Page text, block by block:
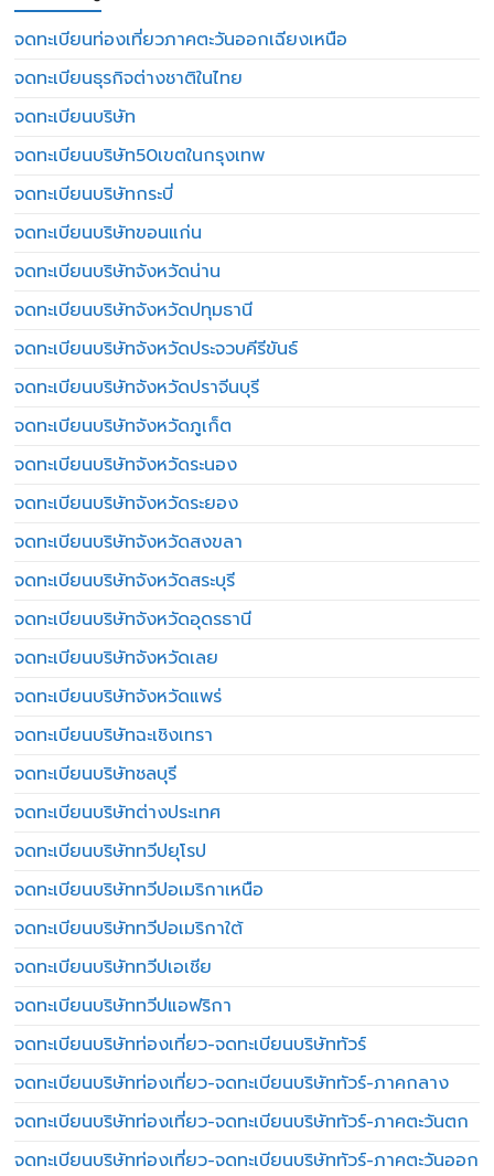
จดทะเบียนท่องเที่ยวภาคตะวันออกเฉียงเหนือ
จดทะเบียนธุรกิจต่างชาติในไทย
จดทะเบียนบริษัท
จดทะเบียนบริษัท50เขตในกรุงเทพ
จดทะเบียนบริษัทกระบี่
จดทะเบียนบริษัทขอนแก่น
จดทะเบียนบริษัทจังหวัดน่าน
จดทะเบียนบริษัทจังหวัดปทุมธานี
จดทะเบียนบริษัทจังหวัดประจวบคีรีขันธ์
จดทะเบียนบริษัทจังหวัดปราจีนบุรี
จดทะเบียนบริษัทจังหวัดภูเก็ต
จดทะเบียนบริษัทจังหวัดระนอง
จดทะเบียนบริษัทจังหวัดระยอง
จดทะเบียนบริษัทจังหวัดสงขลา
จดทะเบียนบริษัทจังหวัดสระบุรี
จดทะเบียนบริษัทจังหวัดอุดรธานี
จดทะเบียนบริษัทจังหวัดเลย
จดทะเบียนบริษัทจังหวัดแพร่
จดทะเบียนบริษัทฉะเชิงเทรา
จดทะเบียนบริษัทชลบุรี
จดทะเบียนบริษัทต่างประเทศ
จดทะเบียนบริษัททวีปยุโรป
จดทะเบียนบริษัททวีปอเมริกาเหนือ
จดทะเบียนบริษัททวีปอเมริกาใต้
จดทะเบียนบริษัททวีปเอเชีย
จดทะเบียนบริษัททวีปแอฟริกา
จดทะเบียนบริษัทท่องเที่ยว-จดทะเบียนบริษัททัวร์
จดทะเบียนบริษัทท่องเที่ยว-จดทะเบียนบริษัททัวร์-ภาคกลาง
จดทะเบียนบริษัทท่องเที่ยว-จดทะเบียนบริษัททัวร์-ภาคตะวันตก
จดทะเบียนบริษัทท่องเที่ยว-จดทะเบียนบริษัททัวร์-ภาคตะวันออก